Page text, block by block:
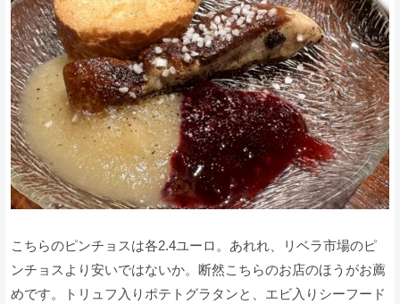
こちらのピンチョスは各2.4ユーロ。あれれ、リベラ市場のピ
ンチョスより安いではないか。断然こちらのお店のほうがお薦
めです。トリュフ入りポテトグラタンと、エビ入りシーフード